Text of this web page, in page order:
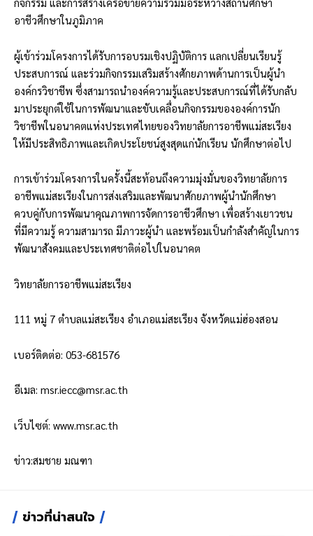
กิจกรรม และการสร้างเครือข่ายความร่วมมือระหว่างสถานศึกษา
อาชีวศึกษาในภูมิภาค
ผู้เข้าร่วมโครงการได้รับการอบรมเชิงปฏิบัติการ แลกเปลี่ยนเรียนรู้
ประสบการณ์ และร่วมกิจกรรมเสริมสร้างศักยภาพด้านการเป็นผู้นำ
องค์กรวิชาชีพ ซึ่งสามารถนำองค์ความรู้และประสบการณ์ที่ได้รับกลับ
มาประยุกต์ใช้ในการพัฒนาและขับเคลื่อนกิจกรรมขององค์การนัก
วิชาชีพในอนาคตแห่งประเทศไทยของวิทยาลัยการอาชีพแม่สะเรียง
ให้มีประสิทธิภาพและเกิดประโยชน์สูงสุดแก่นักเรียน นักศึกษาต่อไป
การเข้าร่วมโครงการในครั้งนี้สะท้อนถึงความมุ่งมั่นของวิทยาลัยการ
อาชีพแม่สะเรียงในการส่งเสริมและพัฒนาศักยภาพผู้นำนักศึกษา
ควบคู่กับการพัฒนาคุณภาพการจัดการอาชีวศึกษา เพื่อสร้างเยาวชน
ที่มีความรู้ ความสามารถ มีภาวะผู้นำ และพร้อมเป็นกำลังสำคัญในการ
พัฒนาสังคมและประเทศชาติต่อไปในอนาคต
วิทยาลัยการอาชีพแม่สะเรียง
111 หมู่ 7 ตำบลแม่สะเรียง อำเภอแม่สะเรียง จังหวัดแม่ฮ่องสอน
เบอร์ติดต่อ: 053-681576
อีเมล: msr.iecc@msr.ac.th
เว็บไซต์: www.msr.ac.th
ข่าว:สมชาย มณฑา
ข่าวที่น่าสนใจ